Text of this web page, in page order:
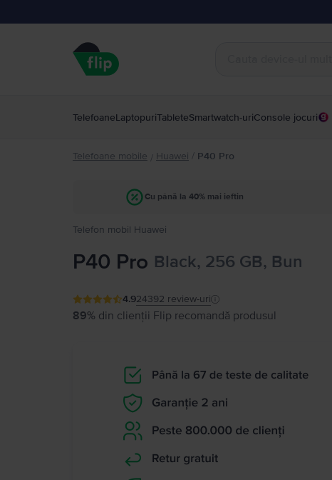
TelefoaneLaptopuriTableteSmartwatch-uriConsole jocuri
Telefoane mobile / Huawei / P40 Pro
Cu până la 40% mai ieftin
Telefon mobil Huawei
P40 Pro Black, 256 GB, Bun
4.924392 review-uri
89% din clienții Flip recomandă produsul